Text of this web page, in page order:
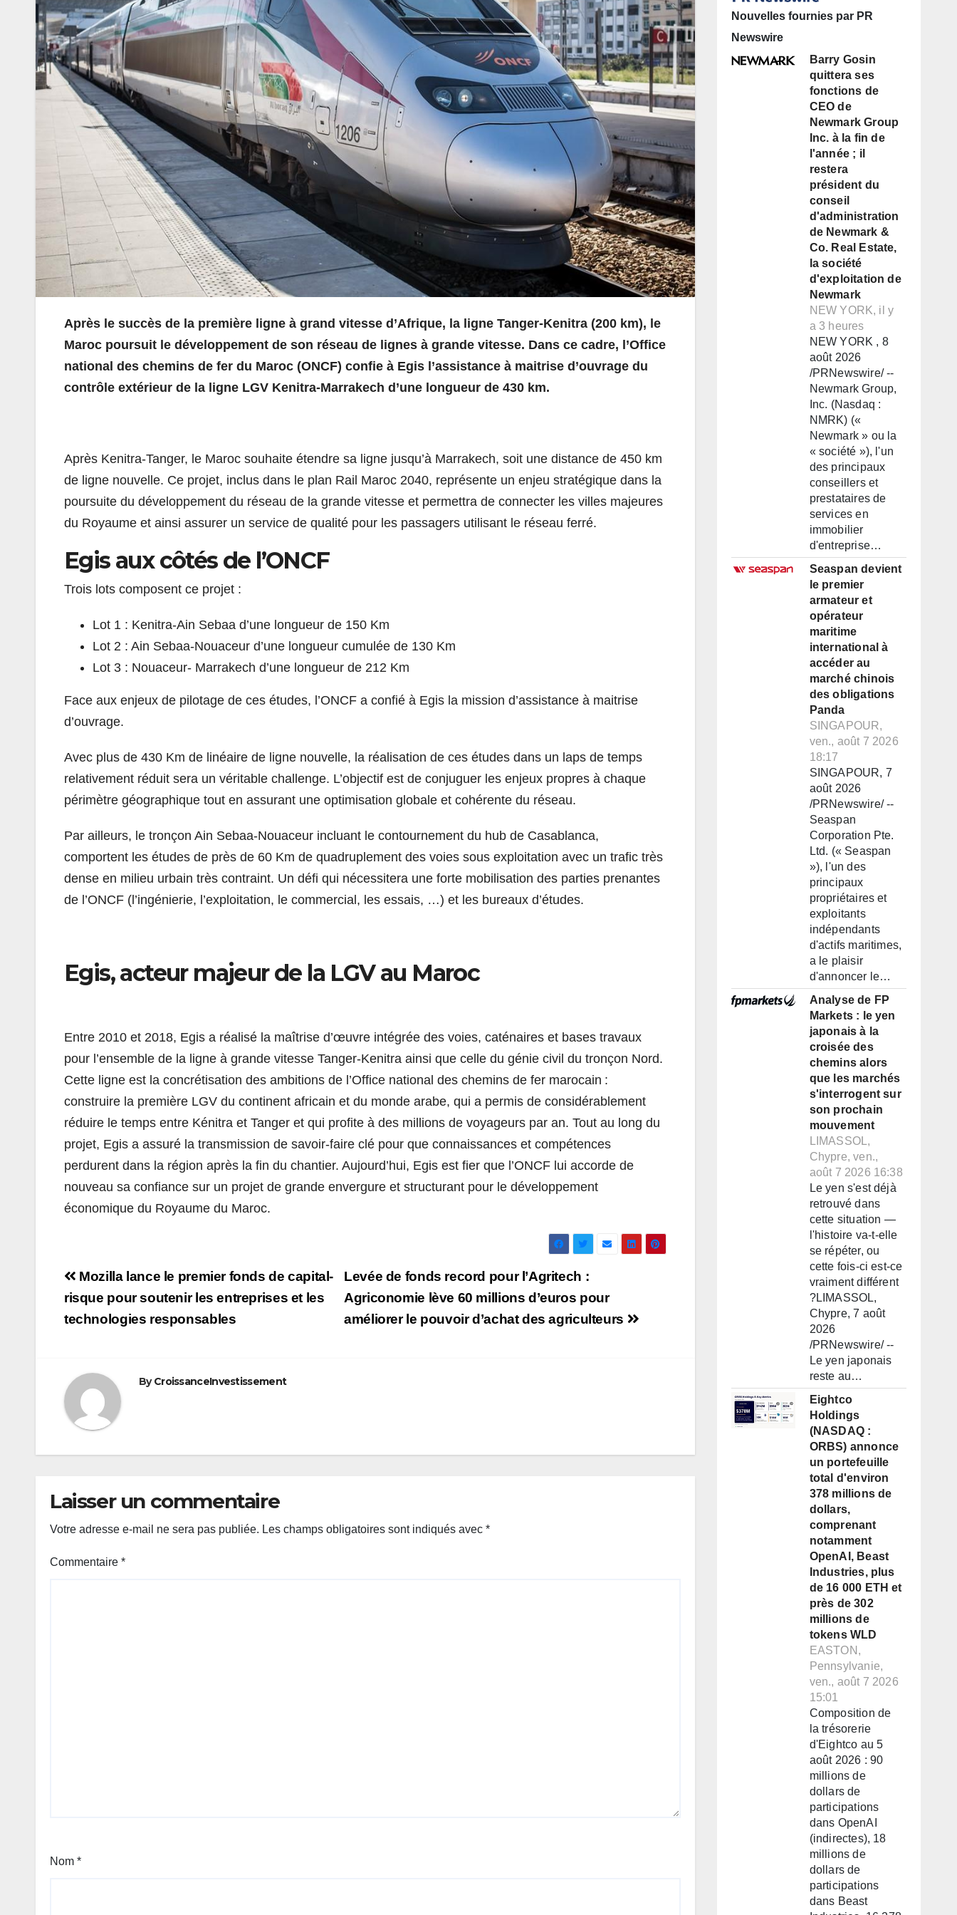
Après le succès de la première ligne à grand vitesse d’Afrique, la ligne Tanger-Kenitra (200 km), le
Maroc poursuit le développement de son réseau de lignes à grande vitesse. Dans ce cadre, l’Office
national des chemins de fer du Maroc (ONCF) confie à Egis l’assistance à maitrise d’ouvrage du
contrôle extérieur de la ligne LGV Kenitra-Marrakech d’une longueur de 430 km.
Après Kenitra-Tanger, le Maroc souhaite étendre sa ligne jusqu’à Marrakech, soit une distance de 450 km
de ligne nouvelle. Ce projet, inclus dans le plan Rail Maroc 2040, représente un enjeu stratégique dans la
poursuite du développement du réseau de la grande vitesse et permettra de connecter les villes majeures
du Royaume et ainsi assurer un service de qualité pour les passagers utilisant le réseau ferré.
Egis aux côtés de l’ONCF
Trois lots composent ce projet :
Lot 1 : Kenitra-Ain Sebaa d’une longueur de 150 Km
Lot 2 : Ain Sebaa-Nouaceur d’une longueur cumulée de 130 Km
Lot 3 : Nouaceur- Marrakech d’une longueur de 212 Km
Face aux enjeux de pilotage de ces études, l’ONCF a confié à Egis la mission d’assistance à maitrise
d’ouvrage.
Avec plus de 430 Km de linéaire de ligne nouvelle, la réalisation de ces études dans un laps de temps
relativement réduit sera un véritable challenge. L’objectif est de conjuguer les enjeux propres à chaque
périmètre géographique tout en assurant une optimisation globale et cohérente du réseau.
Par ailleurs, le tronçon Ain Sebaa-Nouaceur incluant le contournement du hub de Casablanca,
comportent les études de près de 60 Km de quadruplement des voies sous exploitation avec un trafic très
dense en milieu urbain très contraint. Un défi qui nécessitera une forte mobilisation des parties prenantes
de l’ONCF (l’ingénierie, l’exploitation, le commercial, les essais, …) et les bureaux d’études.
Egis, acteur majeur de la LGV au Maroc
Entre 2010 et 2018, Egis a réalisé la maîtrise d’œuvre intégrée des voies, caténaires et bases travaux
pour l’ensemble de la ligne à grande vitesse Tanger-Kenitra ainsi que celle du génie civil du tronçon Nord.
Cette ligne est la concrétisation des ambitions de l’Office national des chemins de fer marocain :
construire la première LGV du continent africain et du monde arabe, qui a permis de considérablement
réduire le temps entre Kénitra et Tanger et qui profite à des millions de voyageurs par an. Tout au long du
projet, Egis a assuré la transmission de savoir-faire clé pour que connaissances et compétences
perdurent dans la région après la fin du chantier. Aujourd’hui, Egis est fier que l’ONCF lui accorde de
nouveau sa confiance sur un projet de grande envergure et structurant pour le développement
économique du Royaume du Maroc.
Navigation
de
l’article
Levée de fonds record pour l’Agritech :
Agriconomie lève 60 millions d’euros pour
améliorer le pouvoir d’achat des agriculteurs
Mozilla lance le premier fonds de capital-
risque pour soutenir les entreprises et les
technologies responsables
ByCroissanceInvestissement
Laisser un commentaire
Votre adresse e-mail ne sera pas publiée. Les champs obligatoires sont indiqués avec *
Commentaire *
Nom *
Nouvelles fournies par PR
Newswire
Barry Gosin
quittera ses
fonctions de
CEO de
Newmark Group
Inc. à la fin de
l'année ; il
restera
président du
conseil
d'administration
de Newmark &
Co. Real Estate,
la société
d'exploitation de
Newmark
NEW YORK, il y
a 3 heures
NEW YORK , 8
août 2026
/PRNewswire/ --
Newmark Group,
Inc. (Nasdaq :
NMRK) («
Newmark » ou la
« société »), l'un
des principaux
conseillers et
prestataires de
services en
immobilier
d'entreprise…
Seaspan devient
le premier
armateur et
opérateur
maritime
international à
accéder au
marché chinois
des obligations
Panda
SINGAPOUR,
ven., août 7 2026
18:17
SINGAPOUR, 7
août 2026
/PRNewswire/ --
Seaspan
Corporation Pte.
Ltd. (« Seaspan
»), l'un des
principaux
propriétaires et
exploitants
indépendants
d'actifs maritimes,
a le plaisir
d'annoncer le…
Analyse de FP
Markets : le yen
japonais à la
croisée des
chemins alors
que les marchés
s'interrogent sur
son prochain
mouvement
LIMASSOL,
Chypre, ven.,
août 7 2026 16:38
Le yen s'est déjà
retrouvé dans
cette situation —
l'histoire va-t-elle
se répéter, ou
cette fois-ci est-ce
vraiment différent
?LIMASSOL,
Chypre, 7 août
2026
/PRNewswire/ --
Le yen japonais
reste au…
Eightco
Holdings
(NASDAQ :
ORBS) annonce
un portefeuille
total d'environ
378 millions de
dollars,
comprenant
notamment
OpenAI, Beast
Industries, plus
de 16 000 ETH et
près de 302
millions de
tokens WLD
EASTON,
Pennsylvanie,
ven., août 7 2026
15:01
Composition de
la trésorerie
d'Eightco au 5
août 2026 : 90
millions de
dollars de
participations
dans OpenAI
(indirectes), 18
millions de
dollars de
participations
dans Beast